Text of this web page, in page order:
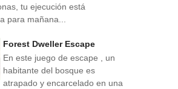
tu ejecución está
para mañana...
Forest Dweller Escape
En este juego de escape , un
habitante del bosque es
atrapado y encarcelado en una